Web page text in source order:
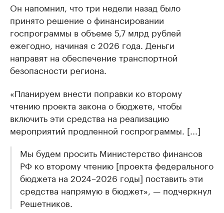
Он напомнил, что три недели назад было
принято решение о финансировании
госпрограммы в объеме 5,7 млрд рублей
ежегодно, начиная с 2026 года. Деньги
направят на обеспечение транспортной
безопасности региона.
«Планируем внести поправки ко второму
чтению проекта закона о бюджете, чтобы
включить эти средства на реализацию
мероприятий продленной госпрограммы. [...]
Мы будем просить Министерство финансов
РФ ко второму чтению [проекта федерального
бюджета на 2024–2026 годы] поставить эти
средства напрямую в бюджет», — подчеркнул
Решетников.